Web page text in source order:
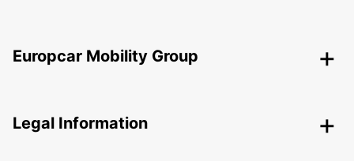
Europcar Mobility Group
Legal Information